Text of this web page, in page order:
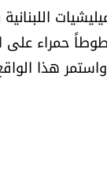
ظاهرة
حمراء
هذا